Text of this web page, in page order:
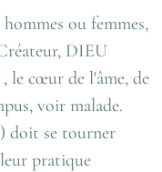
ou femmes,
DIEU
voir malade.
doit se tourner
pratique